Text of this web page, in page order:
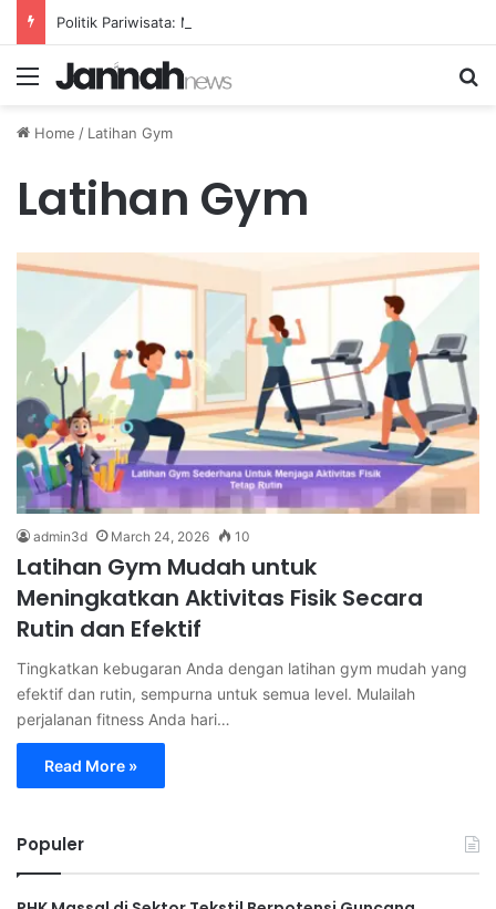
Menu
Home / Latihan Gym
Latihan Gym
admin3d March 24, 2026 10
Latihan Gym Mudah untuk
Meningkatkan Aktivitas Fisik Secara
Rutin dan Efektif
Tingkatkan kebugaran Anda dengan latihan gym mudah yang
efektif dan rutin, sempurna untuk semua level. Mulailah
perjalanan fitness Anda hari…
Read More »
Populer